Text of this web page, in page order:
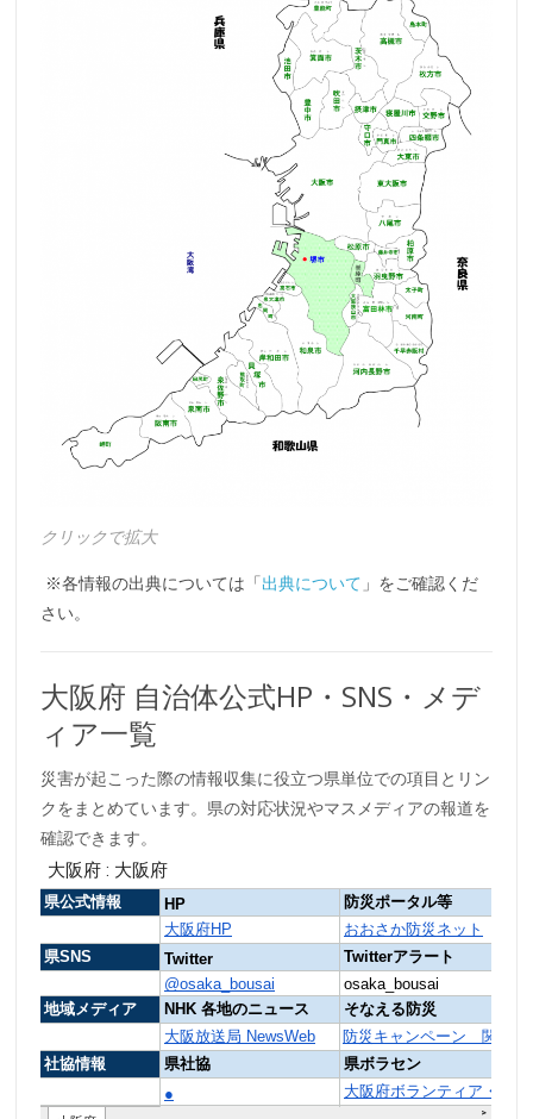
クリックで拡大
※各情報の出典については「出典について 」をご確認くだ
さい。
大阪府 自治体公式HP・SNS・メデ
ィア一覧
災害が起こった際の情報収集に役立つ県単位での項目とリン
クをまとめています。県の対応状況やマスメディアの報道を
確認できます。